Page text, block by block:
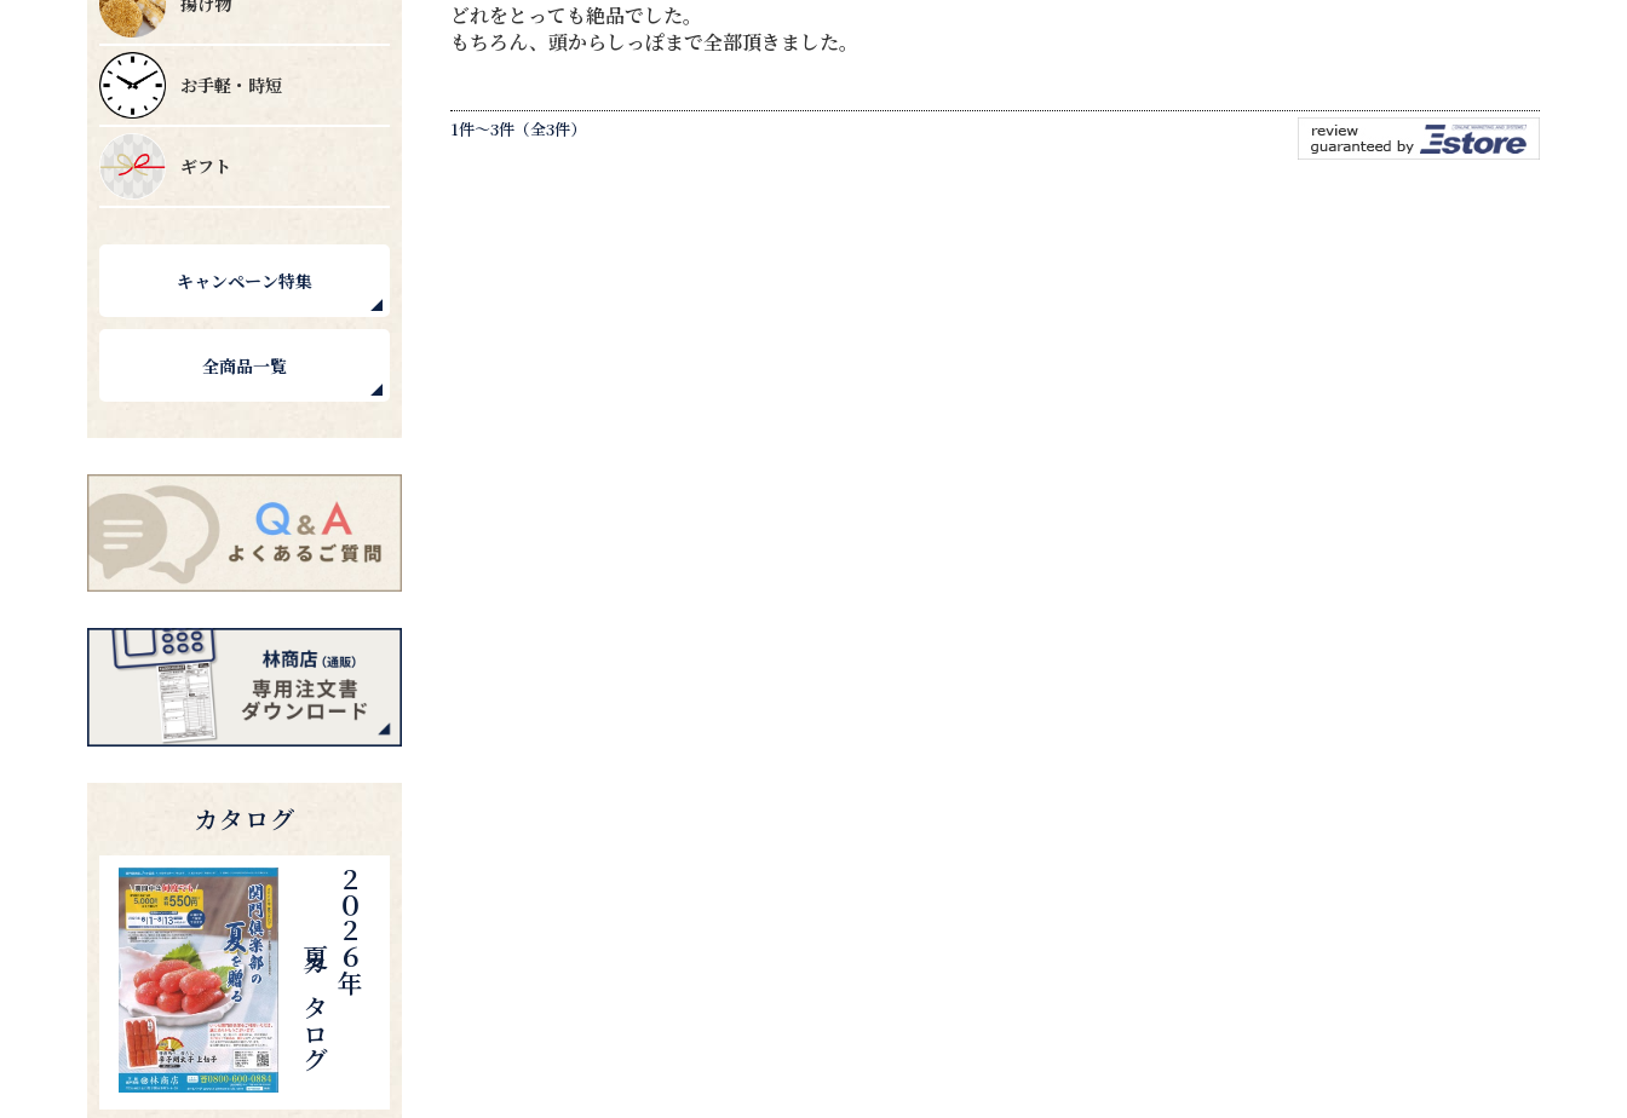
どれをとっても絶品でした。
もちろん、頭からしっぽまで全部頂きました。
1件～3件（全3件）
お手軽・時短
ギフト
キャンペーン特集
全商品一覧
カタログ
２０２６年
夏カタログ